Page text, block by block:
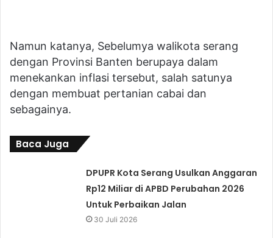
Namun katanya, Sebelumya walikota serang
dengan Provinsi Banten berupaya dalam
menekankan inflasi tersebut, salah satunya
dengan membuat pertanian cabai dan
sebagainya.
Baca Juga
DPUPR Kota Serang Usulkan Anggaran
Rp12 Miliar di APBD Perubahan 2026
Untuk Perbaikan Jalan
30 Juli 2026